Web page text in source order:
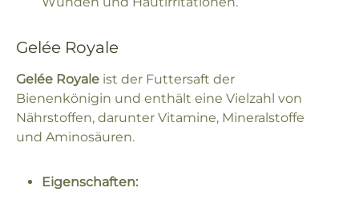
Gelée Royale
Gelée Royale ist der Futtersaft der
Bienenkönigin und enthält eine Vielzahl von
Nährstoffen, darunter Vitamine, Mineralstoffe
und Aminosäuren.
Eigenschaften: